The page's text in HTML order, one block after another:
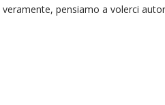
pensiamo a volerci